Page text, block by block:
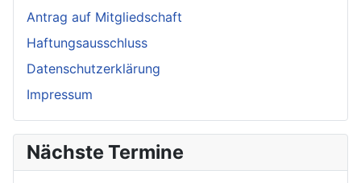
Antrag auf Mitgliedschaft
Haftungsausschluss
Datenschutzerklärung
Impressum
Nächste Termine